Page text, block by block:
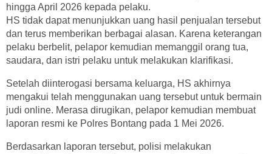
hingga April 2026 kepada pelaku.
HS tidak dapat menunjukkan uang hasil penjualan tersebut
dan terus memberikan berbagai alasan. Karena keterangan
pelaku berbelit, pelapor kemudian memanggil orang tua,
saudara, dan istri pelaku untuk melakukan klarifikasi.
Setelah diinterogasi bersama keluarga, HS akhirnya
mengakui telah menggunakan uang tersebut untuk bermain
judi online. Merasa dirugikan, pelapor kemudian membuat
laporan resmi ke Polres Bontang pada 1 Mei 2026.
Berdasarkan laporan tersebut, polisi melakukan